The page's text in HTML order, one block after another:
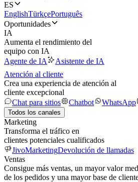
ES
EnglishTürkçePortuguês
Oportunidades
IA
Aumenta el rendimiento del
equipo con IA
Agente de IA
Asistente de IA
Atención al cliente
Crea una experiencia de atención al
cliente excepcional
Chat para sitios
Chatbot WhatsApp
Todos los canales
Marketing
Transforma el tráfico en
clientes potenciales cualificados
JivoMarketingDevolución de llamadas
Ventas
Consigue más ventas, un mayor valor
de los pedidos y una mayor base de